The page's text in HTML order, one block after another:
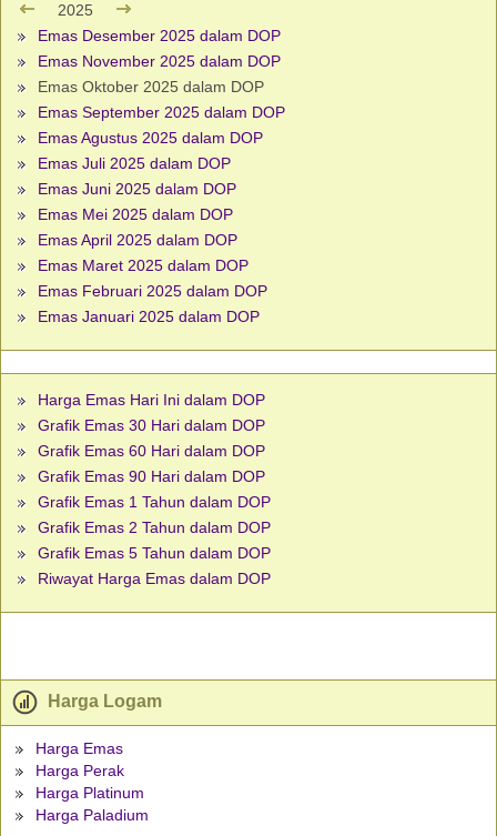
2025
Emas Desember 2025 dalam DOP
Emas November 2025 dalam DOP
Emas Oktober 2025 dalam DOP
Emas September 2025 dalam DOP
Emas Agustus 2025 dalam DOP
Emas Juli 2025 dalam DOP
Emas Juni 2025 dalam DOP
Emas Mei 2025 dalam DOP
Emas April 2025 dalam DOP
Emas Maret 2025 dalam DOP
Emas Februari 2025 dalam DOP
Emas Januari 2025 dalam DOP
Harga Emas Hari Ini dalam DOP
Grafik Emas 30 Hari dalam DOP
Grafik Emas 60 Hari dalam DOP
Grafik Emas 90 Hari dalam DOP
Grafik Emas 1 Tahun dalam DOP
Grafik Emas 2 Tahun dalam DOP
Grafik Emas 5 Tahun dalam DOP
Riwayat Harga Emas dalam DOP
Harga Logam
Harga Emas
Harga Perak
Harga Platinum
Harga Paladium